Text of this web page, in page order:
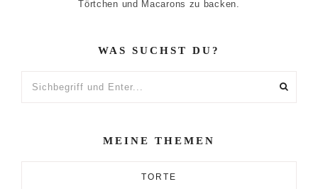
Törtchen und Macarons zu backen.
WAS SUCHST DU?
MEINE THEMEN
TORTE